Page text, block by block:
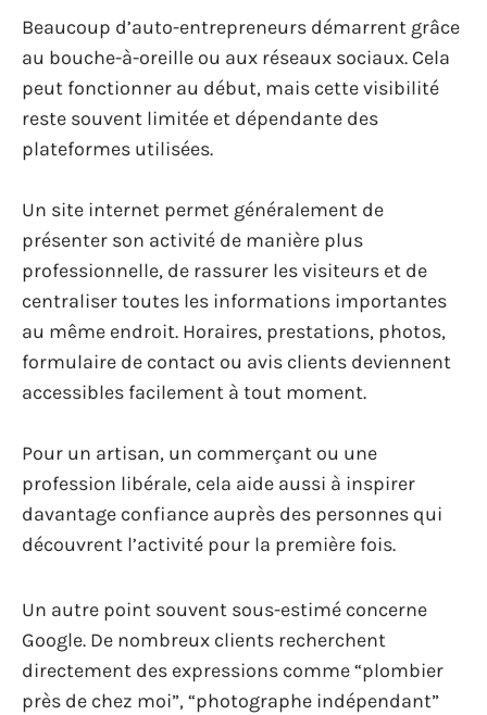
Beaucoup d’auto-entrepreneurs démarrent grâce
au bouche-à-oreille ou aux réseaux sociaux. Cela
peut fonctionner au début, mais cette visibilité
reste souvent limitée et dépendante des
plateformes utilisées.
Un site internet permet généralement de
présenter son activité de manière plus
professionnelle, de rassurer les visiteurs et de
centraliser toutes les informations importantes
au même endroit. Horaires, prestations, photos,
formulaire de contact ou avis clients deviennent
accessibles facilement à tout moment.
Pour un artisan, un commerçant ou une
profession libérale, cela aide aussi à inspirer
davantage confiance auprès des personnes qui
découvrent l’activité pour la première fois.
Un autre point souvent sous-estimé concerne
Google. De nombreux clients recherchent
directement des expressions comme “plombier
près de chez moi”, “photographe indépendant”